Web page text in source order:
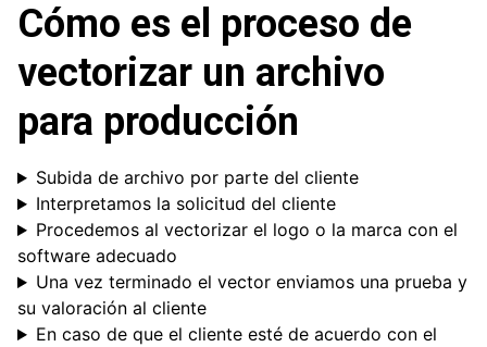
Cómo es el proceso de
vectorizar un archivo
para producción
Subida de archivo por parte del cliente
Interpretamos la solicitud del cliente
Procedemos al vectorizar el logo o la marca con el
software adecuado
Una vez terminado el vector enviamos una prueba y
su valoración al cliente
En caso de que el cliente esté de acuerdo con el